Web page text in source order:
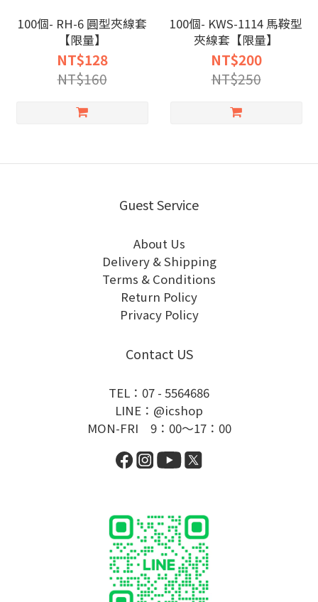
100個- RH-6 圓型夾線套
【限量】
NT$128
NT$160
100個- KWS-1114 馬鞍型
夾線套【限量】
NT$200
NT$250
Guest Service
About Us
Delivery & Shipping
Terms & Conditions
Return Policy
Privacy Policy
Contact US
TEL：07 - 5564686
LINE：@icshop
MON-FRI 9：00～17：00